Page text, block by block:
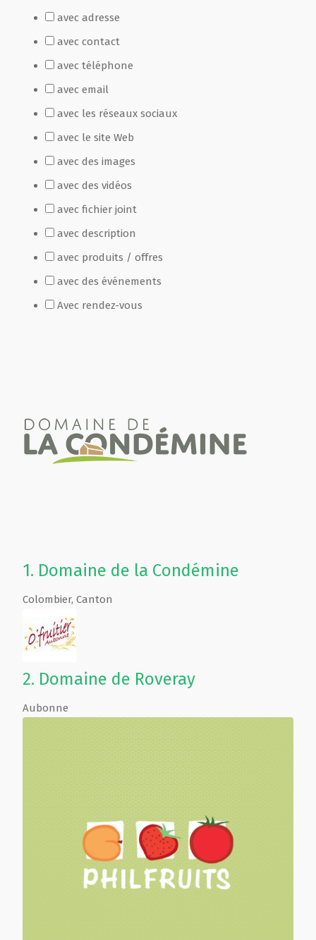
avec adresse
avec contact
avec téléphone
avec email
avec les réseaux sociaux
avec le site Web
avec des images
avec des vidéos
avec fichier joint
avec description
avec produits / offres
avec des événements
Avec rendez-vous
1. Domaine de la Condémine
Colombier, Canton
2. Domaine de Roveray
Aubonne
Fête Marché Paysan
Partenaires